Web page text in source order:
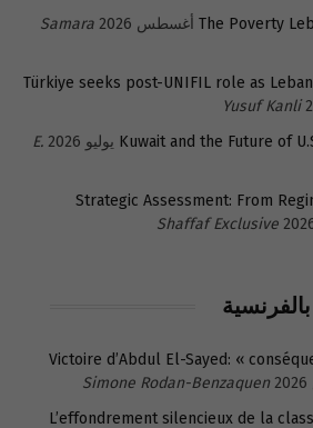
The Poverty
Samara
Türkiye seeks post-UNIFIL role as
Yusuf Kanli
Kuwait and the Future of
E.
Strategic Assessment: From
Shaffaf Exclusive
Victoire d’Abdul El-Sayed: «
Simone Rodan-Benzaquen
L’effondrement silencieux de la